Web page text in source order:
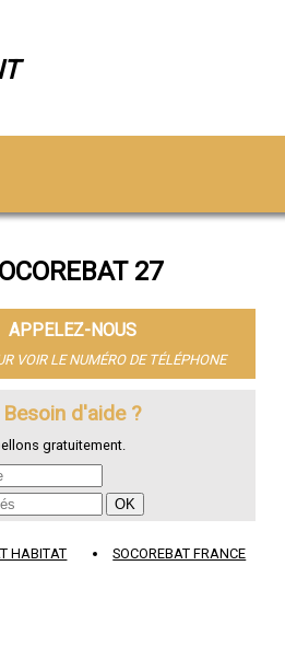
27
APPELEZ-NOUS
VOIR LE NUMÉRO DE TÉLÉPHONE
Besoin d'aide ?
gratuitement.
HABITAT SOCOREBAT FRANCE